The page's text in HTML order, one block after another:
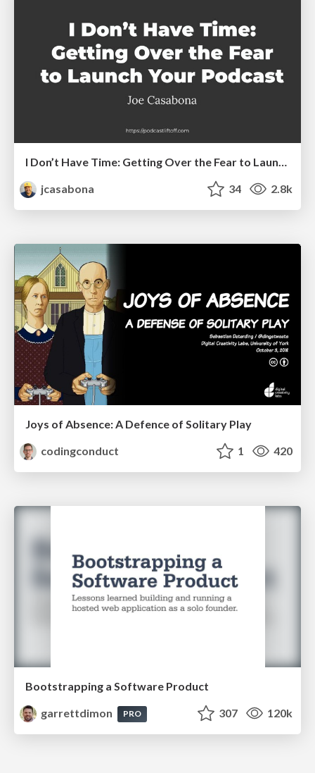
jcasabona
34 2.8k
Joys of Absence: A Defence of Solitary Play
codingconduct
1 420
Bootstrapping a Software Product
garrettdimon
PRO 307 120k